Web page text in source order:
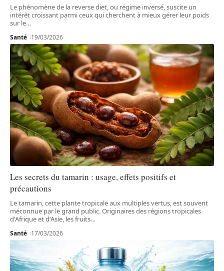
Le phénomène de la reverse diet, ou régime inversé, suscite un
intérêt croissant parmi ceux qui cherchent à mieux gérer leur poids
sur le…
Santé 19/03/2026
Les secrets du tamarin : usage, effets positifs et
précautions
Le tamarin, cette plante tropicale aux multiples vertus, est souvent
méconnue par le grand public. Originaires des régions tropicales
d'Afrique et d'Asie, les fruits…
Santé 17/03/2026